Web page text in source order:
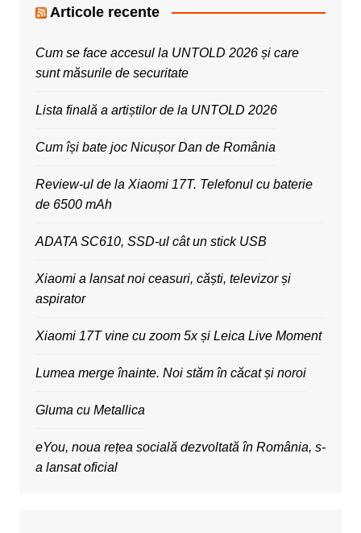
Articole recente
Cum se face accesul la UNTOLD 2026 și care
sunt măsurile de securitate
Lista finală a artiștilor de la UNTOLD 2026
Cum își bate joc Nicușor Dan de România
Review-ul de la Xiaomi 17T. Telefonul cu baterie
de 6500 mAh
ADATA SC610, SSD-ul cât un stick USB
Xiaomi a lansat noi ceasuri, căști, televizor și
aspirator
Xiaomi 17T vine cu zoom 5x și Leica Live Moment
Lumea merge înainte. Noi stăm în căcat și noroi
Gluma cu Metallica
eYou, noua rețea socială dezvoltată în România, s-
a lansat oficial